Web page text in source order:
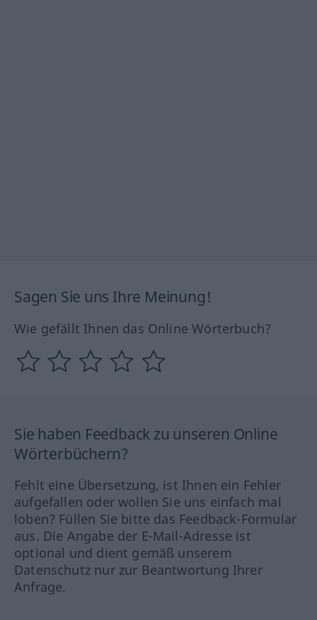
Sagen Sie uns Ihre Meinung!
Wie gefällt Ihnen das Online Wörterbuch?
Sie haben Feedback zu unseren Online
Wörterbüchern?
Fehlt eine Übersetzung, ist Ihnen ein Fehler
aufgefallen oder wollen Sie uns einfach mal
loben? Füllen Sie bitte das Feedback-Formular
aus. Die Angabe der E-Mail-Adresse ist
optional und dient gemäß unserem
Datenschutz nur zur Beantwortung Ihrer
Anfrage.